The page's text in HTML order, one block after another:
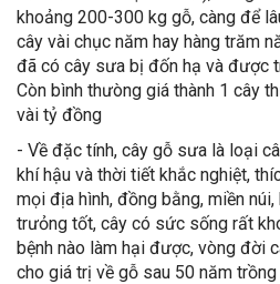
khoảng 200-300 kg gỗ, càng để
cây vài chục năm hay hàng trăm
đã có cây sưa bị đốn hạ và được
Còn bình thưòng giá thành 1 cây
vài tỷ đồng
- Về đặc tính, cây gỗ sưa là loại
khí hậu và thời tiết khắc nghiệt,
mọi địa hình, đồng bằng, miền
trưỏng tốt, cây có sức sống rất
bệnh nào làm hại được, vòng đời
cho giá trị về gỗ sau 50 năm